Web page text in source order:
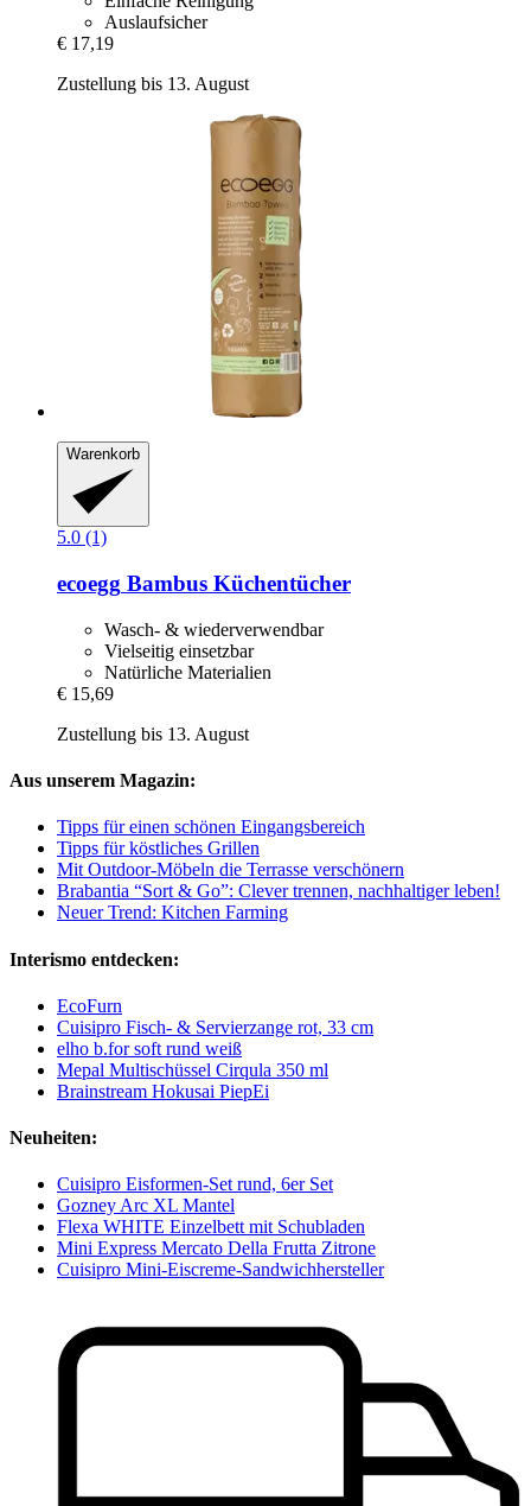
Auslaufsicher
€ 17,19
Zustellung bis 13. August
Warenkorb
5.0 (1)
ecoegg Bambus Küchentücher
Wasch- & wiederverwendbar
Vielseitig einsetzbar
Natürliche Materialien
€ 15,69
Zustellung bis 13. August
Aus unserem Magazin:
Tipps für einen schönen Eingangsbereich
Tipps für köstliches Grillen
Mit Outdoor-Möbeln die Terrasse verschönern
Brabantia “Sort & Go”: Clever trennen, nachhaltiger leben!
Neuer Trend: Kitchen Farming
Interismo entdecken:
EcoFurn
Cuisipro Fisch- & Servierzange rot, 33 cm
elho b.for soft rund weiß
Mepal Multischüssel Cirqula 350 ml
Brainstream Hokusai PiepEi
Neuheiten:
Cuisipro Eisformen-Set rund, 6er Set
Gozney Arc XL Mantel
Flexa WHITE Einzelbett mit Schubladen
Mini Express Mercato Della Frutta Zitrone
Cuisipro Mini-Eiscreme-Sandwichhersteller